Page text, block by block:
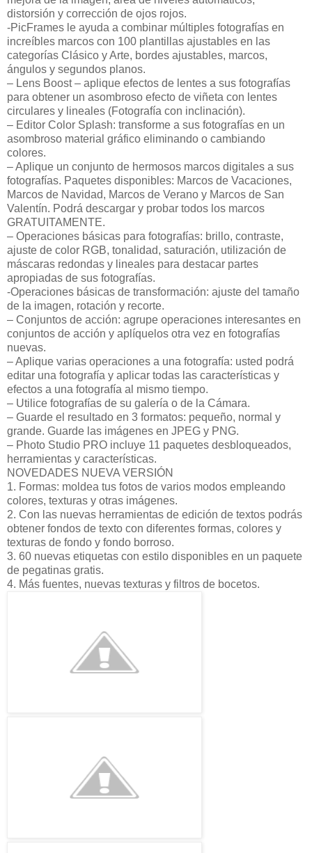
distorsión y corrección de ojos rojos.
-PicFrames le ayuda a combinar múltiples fotografías en
increíbles marcos con 100 plantillas ajustables en las
categorías Clásico y Arte, bordes ajustables, marcos,
ángulos y segundos planos.
– Lens Boost – aplique efectos de lentes a sus fotografías
para obtener un asombroso efecto de viñeta con lentes
circulares y lineales (Fotografía con inclinación).
– Editor Color Splash: transforme a sus fotografías en un
asombroso material gráfico eliminando o cambiando
colores.
– Aplique un conjunto de hermosos marcos digitales a sus
fotografías. Paquetes disponibles: Marcos de Vacaciones,
Marcos de Navidad, Marcos de Verano y Marcos de San
Valentín. Podrá descargar y probar todos los marcos
GRATUITAMENTE.
– Operaciones básicas para fotografías: brillo, contraste,
ajuste de color RGB, tonalidad, saturación, utilización de
máscaras redondas y lineales para destacar partes
apropiadas de sus fotografías.
-Operaciones básicas de transformación: ajuste del tamaño
de la imagen, rotación y recorte.
– Conjuntos de acción: agrupe operaciones interesantes en
conjuntos de acción y aplíquelos otra vez en fotografías
nuevas.
– Aplique varias operaciones a una fotografía: usted podrá
editar una fotografía y aplicar todas las características y
efectos a una fotografía al mismo tiempo.
– Utilice fotografías de su galería o de la Cámara.
– Guarde el resultado en 3 formatos: pequeño, normal y
grande. Guarde las imágenes en JPEG y PNG.
– Photo Studio PRO incluye 11 paquetes desbloqueados,
herramientas y características.
NOVEDADES NUEVA VERSIÓN
1. Formas: moldea tus fotos de varios modos empleando
colores, texturas y otras imágenes.
2. Con las nuevas herramientas de edición de textos podrás
obtener fondos de texto con diferentes formas, colores y
texturas de fondo y fondo borroso.
3. 60 nuevas etiquetas con estilo disponibles en un paquete
de pegatinas gratis.
4. Más fuentes, nuevas texturas y filtros de bocetos.